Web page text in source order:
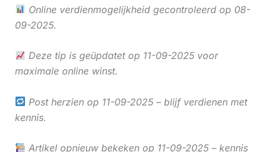
Online verdienmogelijkheid gecontroleerd op 08-
09-2025.
Deze tip is geüpdatet op 11-09-2025 voor
maximale online winst.
Post herzien op 11-09-2025 – blijf verdienen met
kennis.
Artikel opnieuw bekeken op 11-09-2025 – kennis